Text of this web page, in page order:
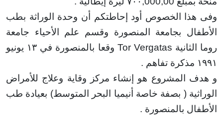
الخصوص أود إحاطتكم أن وحدة الوراثة بطب
بجامعة المنصورة وقسم علم الأحياء جامعة
Tor Vergatasوقعا بالمنصورة في ١٣ يونيو
مذكرة تفاهم .
المشروع هو إنشاء مركز وقاية وعلاج للأمراض
( بصفة خاصة أنيميا البحر المتوسط) بعيادة طب
بالمنصورة .